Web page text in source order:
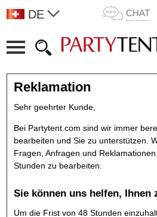
DE CHAT
Reklamation
Sehr geehrter Kunde,
Bei Partytent.com sind wir immer
bearbeiten und Sie zu unterstützen.
Fragen, Anfragen und
Stunden zu bearbeiten.
Sie können uns helfen, Ihnen
Um die Frist von 48 Stunden